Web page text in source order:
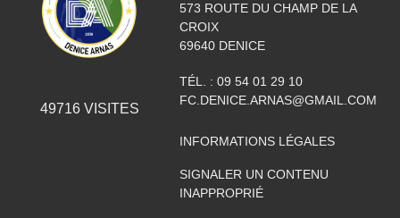
49716VISITES
573 ROUTE DU CHAMP DE LA
CROIX
69640 DENICE
TÉL. : 09 54 01 29 10
FC.DENICE.ARNAS@GMAIL.COM
INFORMATIONS LÉGALES
SIGNALER UN CONTENU
INAPPROPRIÉ